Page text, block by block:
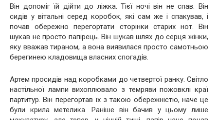
Він допоміг їй дійти до ліжка. Тієї ночі він не спав. Він
сидів у вітальні серед коробок, які сам же і спакував, і
почав обережно перегортати сторінки старих нот. Він
шукав не просто папірець. Він шукав шлях до серця жінки,
яку вважав тираном, а вона виявилася просто самотньою
берегинею кладовища власних спогадів.
Артем просидів над коробками до четвертої ранку. Світло
настільної лампи вихоплювало з темряви пожовклі краї
партитур. Він перегортав їх з такою обережністю, наче це
були крила метелика. Раніше він бачив у цьому лише